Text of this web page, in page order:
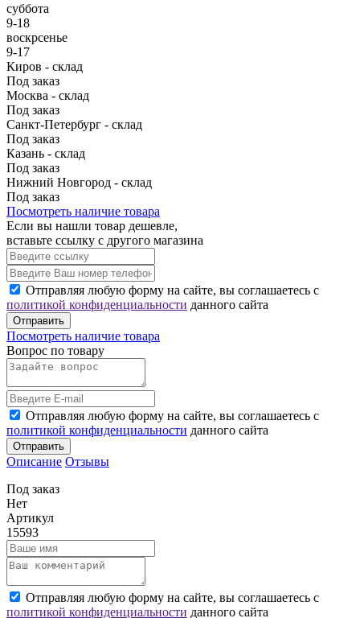
суббота
9-18
воскрсенье
9-17
Киров - склад
Под заказ
Москва - склад
Под заказ
Санкт-Петербург - склад
Под заказ
Казань - склад
Под заказ
Нижний Новгород - склад
Под заказ
Посмотреть наличие товара
Если вы нашли товар дешевле,
вставьте ссылку с другого магазина
Отправляя любую форму на сайте, вы соглашаетесь с
политикой конфиденциальности данного сайта
Отправить
Посмотреть наличие товара
Вопрос по товару
Отправляя любую форму на сайте, вы соглашаетесь с
политикой конфиденциальности данного сайта
Отправить
Описание Отзывы
Под заказ
Нет
Артикул
15593
Отправляя любую форму на сайте, вы соглашаетесь с
политикой конфиденциальности данного сайта